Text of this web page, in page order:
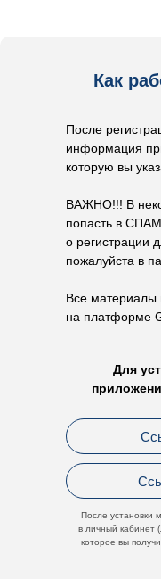
Для
После установки
в личный кабинет
которое вы
После
информация
которую вы
ВАЖНО!!! В
попасть в
о регистрации
пожалуйста в
Все материалы
на платформе
Как